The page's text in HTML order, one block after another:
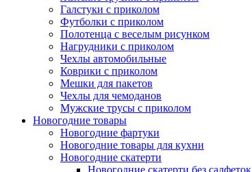
Галстуки с приколом
Футболки с приколом
Полотенца с веселым рисунком
Нагрудники с приколом
Чехлы автомобильные
Коврики с приколом
Мешки для пакетов
Чехлы для чемоданов
Мужские трусы с приколом
Новогодние товары
Новогодние фартуки
Новогодние товары для кухни
Новогодние скатерти
Новогодние скатерти без салфеток